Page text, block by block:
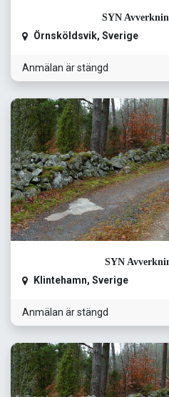
SYN
Örnsköldsvik, Sverige
Anmälan är stängd
SYN
Klintehamn, Sverige
Anmälan är stängd